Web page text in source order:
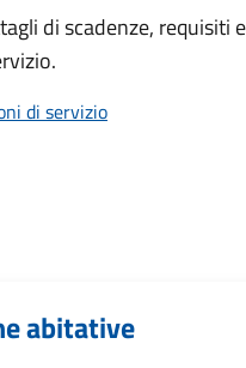
di scadenze,
di servizio
abitative